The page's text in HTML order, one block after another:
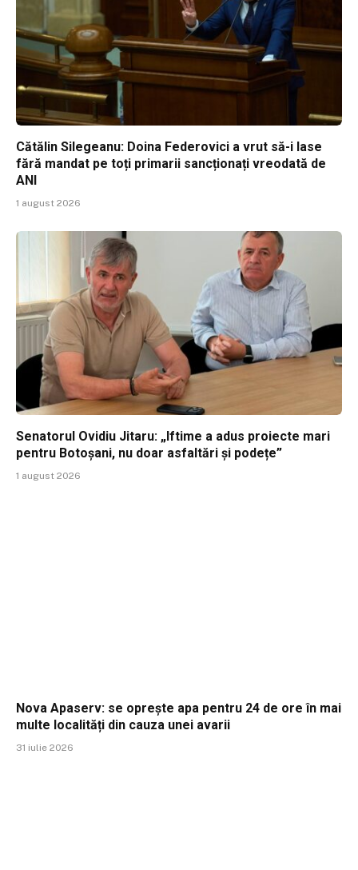
Cătălin Silegeanu: Doina Federovici a vrut să-i lase
fără mandat pe toți primarii sancționați vreodată de
ANI
1 august 2026
Senatorul Ovidiu Jitaru: „Iftime a adus proiecte mari
pentru Botoșani, nu doar asfaltări și podețe”
1 august 2026
Nova Apaserv: se oprește apa pentru 24 de ore în mai
multe localități din cauza unei avarii
31 iulie 2026